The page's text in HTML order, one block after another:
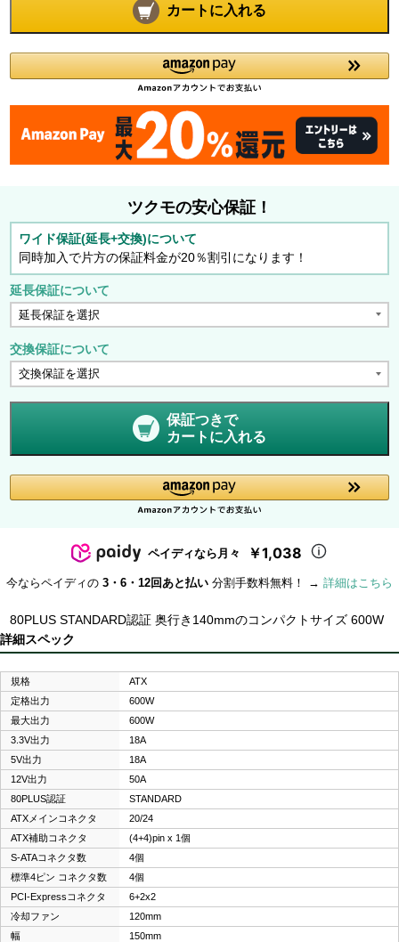
カートに入れる
ツクモの安心保証！
ワイド保証(延長+交換)について
同時加入で片方の保証料金が20％割引になります！
延長保証について
交換保証について
保証つきで
カートに入れる
ペイディなら月々 ￥1,038
今ならペイディの 3・6・12回あと払い 分割手数料無料！ → 詳細はこちら
80PLUS STANDARD認証 奥行き140mmのコンパクトサイズ 600W
詳細スペック
規格
ATX
定格出力
600W
最大出力
600W
3.3V出力
18A
5V出力
18A
12V出力
50A
80PLUS認証
STANDARD
ATXメインコネクタ
20/24
ATX補助コネクタ
(4+4)pin x 1個
S-ATAコネクタ数
4個
標準4ピン コネクタ数
4個
PCI-Expressコネクタ
6+2x2
冷却ファン
120mm
幅
150mm